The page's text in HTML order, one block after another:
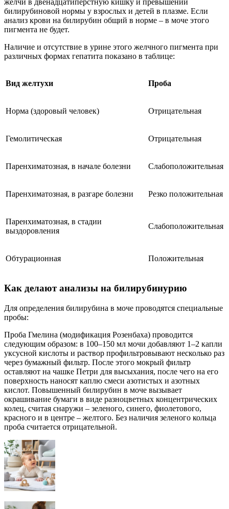
желчи в двенадцатиперстную кишку и превышении
билирубиновой нормы у взрослых и детей в плазме. Если
анализ крови на билирубин общий в норме – в моче этого
пигмента не будет.
Наличие и отсутствие в урине этого желчного пигмента при
различных формах гепатита показано в таблице:
Вид желтухи Проба
Норма (здоровый человек) Отрицательная
Гемолитическая Отрицательная
Паренхиматозная, в начале болезни Слабоположительная
Паренхиматозная, в разгаре болезни Резко положительная
Паренхиматозная, в стадии
выздоровления
Слабоположительная
Обтурационная Положительная
Как делают анализы на билирубинурию
Для определения билирубина в моче проводятся специальные
пробы:
Проба Гмелина (модификация Розенбаха) проводится
следующим образом: в 100–150 мл мочи добавляют 1–2 капли
уксусной кислоты и раствор профильтровывают несколько раз
через бумажный фильтр. После этого мокрый фильтр
оставляют на чашке Петри для высыхания, после чего на его
поверхность наносят каплю смеси азотистых и азотных
кислот. Повышенный билирубин в моче вызывает
окрашивание бумаги в виде разноцветных концентрических
колец, считая снаружи – зеленого, синего, фиолетового,
красного и в центре – желтого. Без наличия зеленого кольца
проба считается отрицательной.